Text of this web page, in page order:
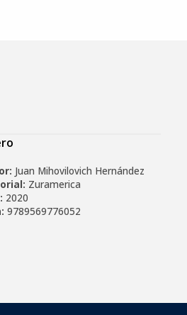
Juan Mihovilovich Hernández
Zuramerica
2020
9789569776052